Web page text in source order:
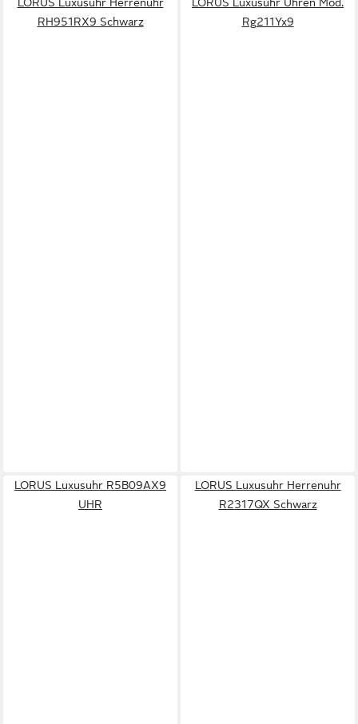
RH951RX9 Schwarz
Rg211Yx9
LORUS Luxusuhr R5B09AX9
UHR
LORUS Luxusuhr Herrenuhr
R2317QX Schwarz